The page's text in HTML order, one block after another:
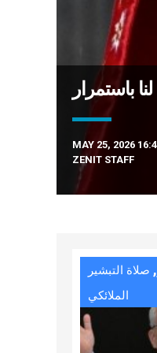
MAY 25, 2026
ZENIT STAFF
, صلاة التبشير
الملائكي